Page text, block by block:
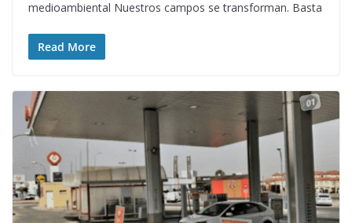
medioambiental Nuestros campos se transforman. Basta
Read More